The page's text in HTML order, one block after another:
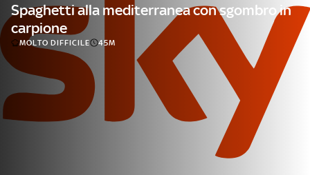
SKY.IT
NOW
Spaghetti alla mediterranea con sgombro in
carpione
MOLTO DIFFICILE 45M